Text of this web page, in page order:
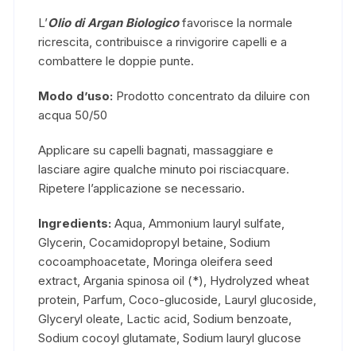
L’Olio di Argan Biologicofavorisce la normale
ricrescita, contribuisce a rinvigorire capelli e a
combattere le doppie punte.
Modo d’uso: Prodotto concentrato da diluire con
acqua 50/50
Applicare su capelli bagnati, massaggiare e
lasciare agire qualche minuto poi risciacquare.
Ripetere l’applicazione se necessario.
Ingredients: Aqua, Ammonium lauryl sulfate,
Glycerin, Cocamidopropyl betaine, Sodium
cocoamphoacetate, Moringa oleifera seed
extract, Argania spinosa oil (*), Hydrolyzed wheat
protein, Parfum, Coco-glucoside, Lauryl glucoside,
Glyceryl oleate, Lactic acid, Sodium benzoate,
Sodium cocoyl glutamate, Sodium lauryl glucose